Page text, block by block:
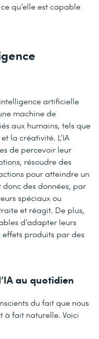
qu’elle est capable
artificielle
machine de
aux humains, tels que
la créativité. L’IA
de percevoir leur
résoudre des
pour atteindre un
des données, par
spéciaux ou
et réagit. De plus,
d’adapter leurs
produits par des
au quotidien
du fait que nous
à fait naturelle. Voici